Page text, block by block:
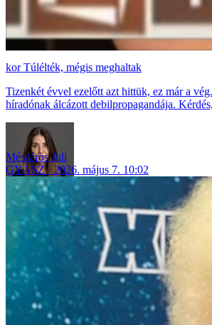
Túlélték, mégis meghaltak
Tizenkét évvel ezelőtt azt hittük, ez már a
híradónak álcázott debilpropagandája.
Mészáros Juli
GYÁSZ
2026. május 7. 10:02